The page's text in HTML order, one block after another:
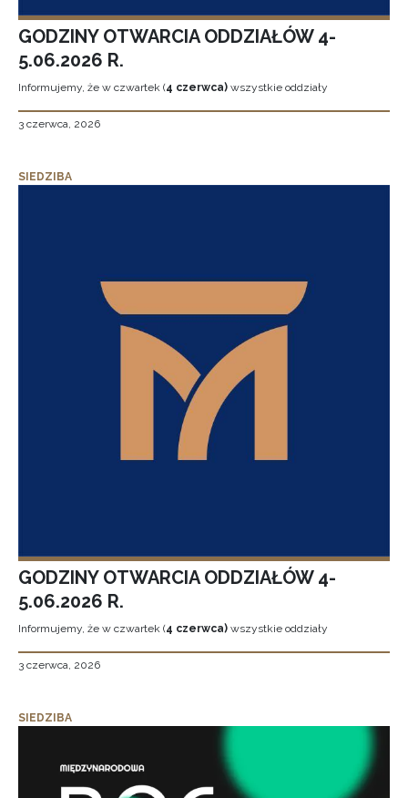
GODZINY OTWARCIA ODDZIAŁÓW 4-
5.06.2026 R.
Informujemy, że w czwartek (4 czerwca) wszystkie oddziały
3 czerwca, 2026
SIEDZIBA
GODZINY OTWARCIA ODDZIAŁÓW 4-
5.06.2026 R.
Informujemy, że w czwartek (4 czerwca) wszystkie oddziały
3 czerwca, 2026
SIEDZIBA